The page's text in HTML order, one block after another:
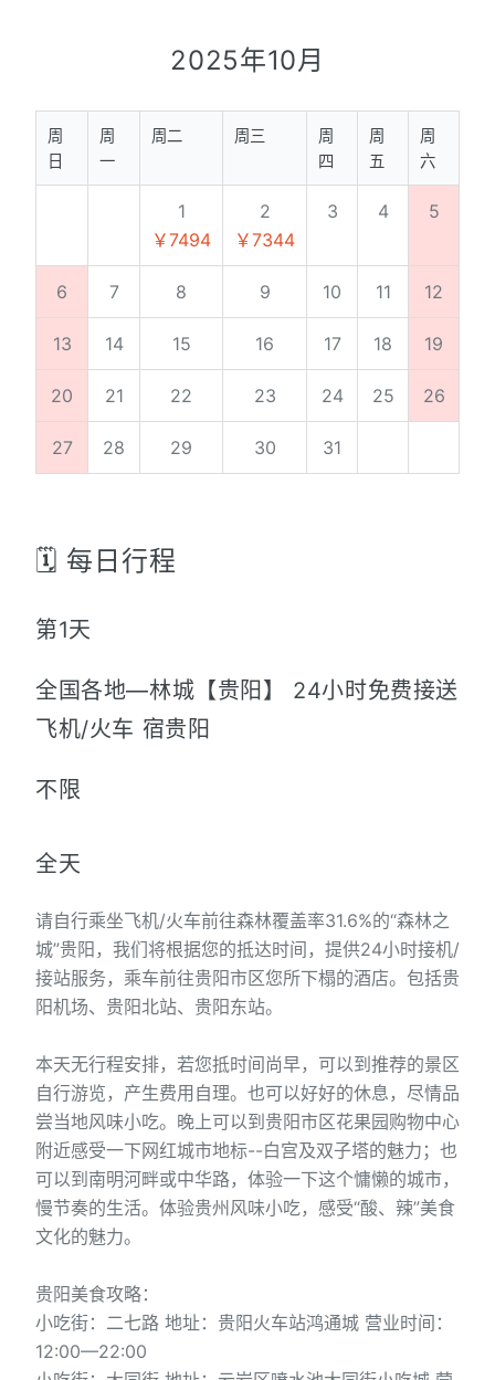
2025年10月
周
日
周
一
周二 周三
周
四
周
五
周
六
1
￥7494
2
￥7344
3 4 5
6 7 8 9 10 11 12
13 14 15 16 17 18 19
20 21 22 23 24 25 26
27 28 29 30 31
🗓️ 每日行程
第1天
全国各地—林城【贵阳】 24小时免费接送
飞机/火车 宿贵阳
不限
全天
请自行乘坐飞机/火车前往森林覆盖率31.6%的“森林之
城”贵阳，我们将根据您的抵达时间，提供24小时接机/
接站服务，乘车前往贵阳市区您所下榻的酒店。包括贵
阳机场、贵阳北站、贵阳东站。
本天无行程安排，若您抵时间尚早，可以到推荐的景区
自行游览，产生费用自理。也可以好好的休息，尽情品
尝当地风味小吃。晚上可以到贵阳市区花果园购物中心
附近感受一下网红城市地标--白宫及双子塔的魅力；也
可以到南明河畔或中华路，体验一下这个慵懒的城市，
慢节奏的生活。体验贵州风味小吃，感受“酸、辣”美食
文化的魅力。
贵阳美食攻略：
小吃街：二七路 地址：贵阳火车站鸿通城 营业时间：
12:00—22:00